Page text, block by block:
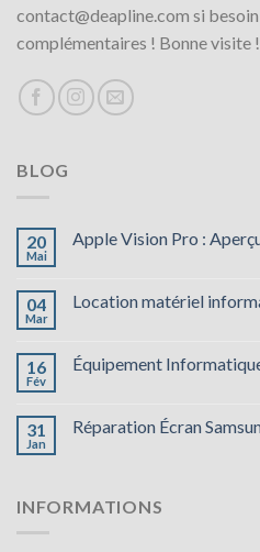
contact@deapline.com si
complémentaires ! Bonne visite !
BLOG
20
Mai
Apple Vision Pro :
04
Mar
Location matériel
16
Fév
Équipement
31
Jan
Réparation Écran
INFORMATIONS